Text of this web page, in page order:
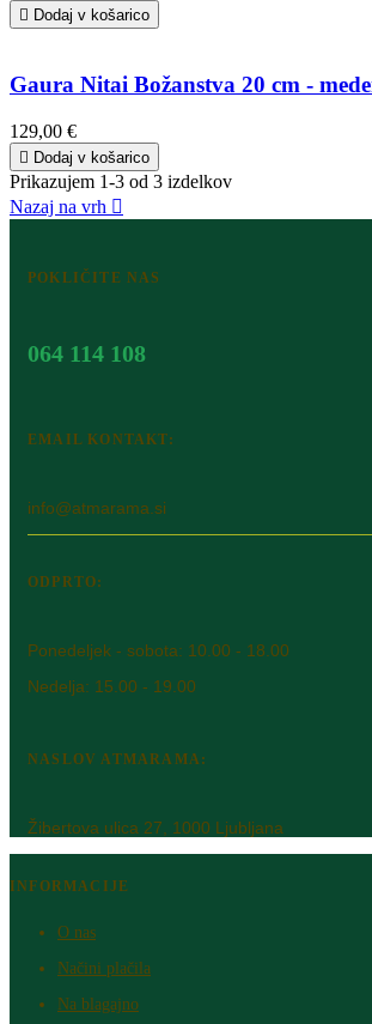
 Dodaj v košarico
Gaura Nitai Božanstva 20 cm -
129,00 €
 Dodaj v košarico
Prikazujem 1-3 od 3 izdelkov
Nazaj na vrh 
POKLIČITE NAS
064 114 108
EMAIL KONTAKT:
info@atmarama.si
ODPRTO:
Ponedeljek - sobota: 10.00 - 18.00
Nedelja: 15.00 - 19.00
NASLOV ATMARAMA:
Žibertova ulica 27, 1000 Ljubljana
INFORMACIJE
O nas
Načini plačila
Na blagajno